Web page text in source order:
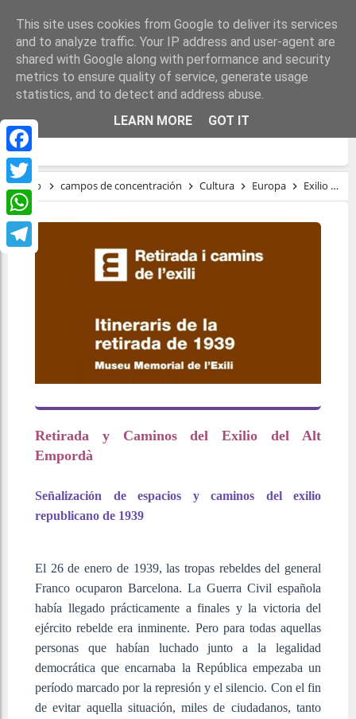
Facebook
Twitter
WhatsApp
RETIRADA Y CAMINOS DEL EXILIO DEL
ALT EMPORDÀ
Inicio campos de concentración Cultura Europa Exilio
Retirada y Caminos del Exilio del Alt
Empordà
Señalización de espacios y caminos del exilio
republicano de 1939
El 26 de enero de 1939, las tropas rebeldes del general
Franco ocuparon Barcelona. La Guerra Civil española
había llegado prácticamente a finales y la victoria del
ejército rebelde era inminente. Pero para todas aquellas
personas que habían luchado junto a la legalidad
democrática que encarnaba la República empezaba un
período marcado por la represión y el silencio. Con el fin
de evitar aquella situación, miles de ciudadanos, tanto
This site uses cookies from Google to deliver its services
and to analyze traffic. Your IP address and user-agent are
shared with Google along with performance and security
metrics to ensure quality of service, generate usage
statistics, and to detect and address abuse.
LEARN MORE
GOT IT